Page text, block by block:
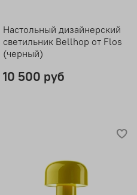
Настольный дизайнерский
светильник Bellhop от Flos
(черный)
10 500 руб